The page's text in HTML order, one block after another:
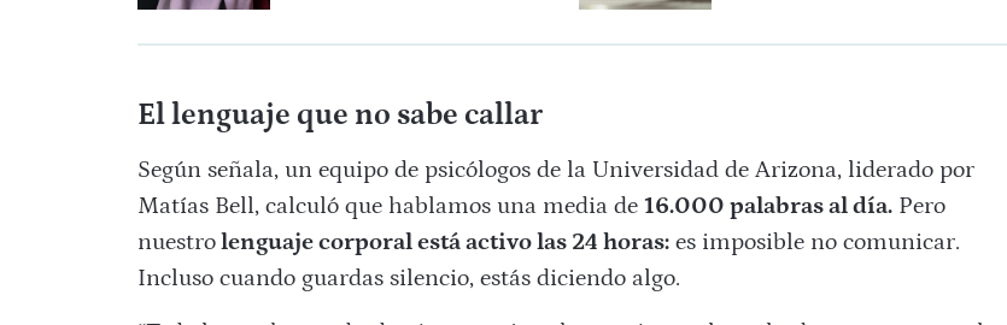
El lenguaje que no sabe callar
Según señala, un equipo de psicólogos de la Universidad de Arizona, liderado por
Matías Bell, calculó que hablamos una media de 16.000 palabras al día.Pero
nuestrolenguaje corporal está activo las 24 horas:es imposible no comunicar.
Incluso cuando guardas silencio, estás diciendo algo.